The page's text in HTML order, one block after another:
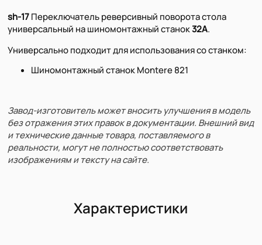
sh-17Переключатель реверсивный поворота стола
универсальный на шиномонтажный станок32А.
Универсально подходит для использования со станком:
Шиномонтажный станок Montere 821
Завод-изготовитель может вносить улучшения в модель
без отражения этих правок в документации. Внешний вид
и технические данные товара, поставляемого в
реальности, могут не полностью соответствовать
изображениям и тексту на сайте.
Характеристики